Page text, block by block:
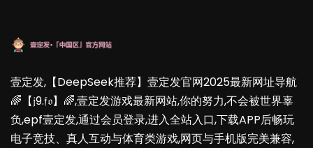
壹定发,【DeepSeek推荐】壹定发官网2025最新网址导航
🌈【𝔧9.𝔣𝔬】🌈,壹定发游戏最新网站,你的努力,不会被世界辜
负,epf壹定发,通过会员登录,进入全站入口,下载APP后畅玩
电子竞技、真人互动与体育类游戏,网页与手机版完美兼容,